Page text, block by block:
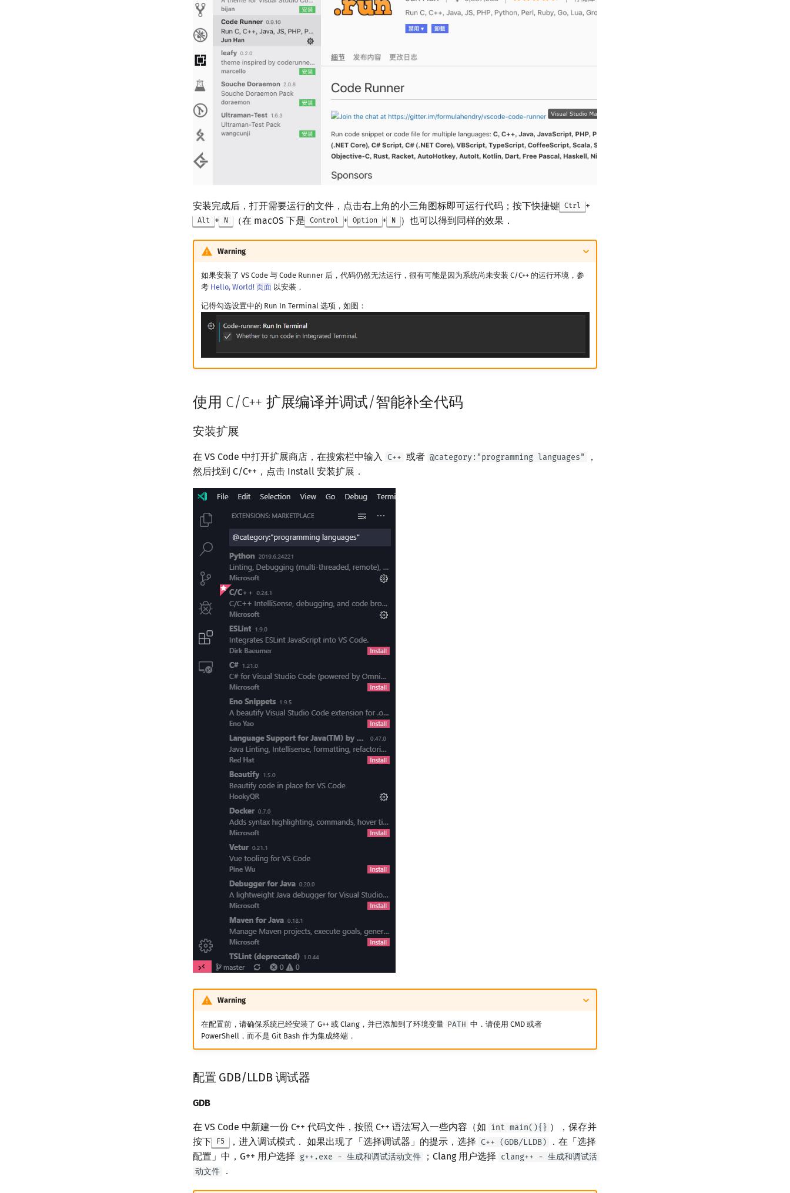
安装完成后，打开需要运行的文件，点击右上角的小三角图标即可运行代码；按下快捷键 Ctrl +
Alt + N （在 macOS 下是 Control + Option + N ）也可以得到同样的效果．
Warning
如果安装了 VS Code 与 Code Runner 后，代码仍然无法运行，很有可能是因为系统尚未安装 C/C++ 的运行环境，参
考 Hello, World! 页面以安装．
记得勾选设置中的 Run In Terminal 选项，如图：
使用 C/C++ 扩展编译并调试/智能补全代码
安装扩展
在 VS Code 中打开扩展商店，在搜索栏中输入 C++ 或者 @category:"programming languages"
，
然后找到 C/C++，点击 Install 安装扩展．
Warning
在配置前，请确保系统已经安装了 G++ 或 Clang，并已添加到了环境变量 PATH 中．请使用 CMD 或者
PowerShell，而不是 Git Bash 作为集成终端．
配置 GDB/LLDB 调试器
GDB
在 VS Code 中新建一份 C++ 代码文件，按照 C++ 语法写入一些内容（如 int main(){} ），保存并
按下
F5 ，进入调试模式． 如果出现了「选择调试器」的提示，选择 C++ (GDB/LLDB)
．在「选择
配置」中，G++ 用户选择 g++.exe - 生成和调试活动文件 ；Clang 用户选择 clang++ - 生成和调试活
动文件
．